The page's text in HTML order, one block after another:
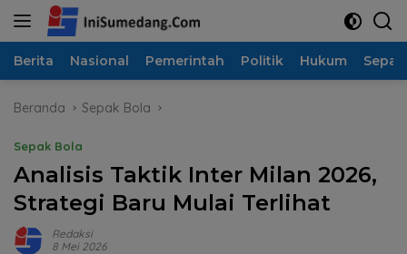
Langsung
Berita Nasional Pemerintah Politik Hukum
Beranda Sepak Bola
Sepak Bola
Analisis Taktik Inter Milan 2026,
Strategi Baru Mulai Terlihat
Redaksi
8 Mei 2026